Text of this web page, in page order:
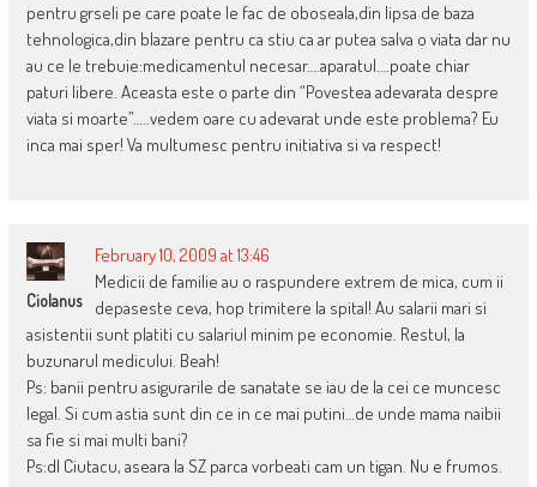
pentru grseli pe care poate le fac de oboseala,din lipsa de baza
tehnologica,din blazare pentru ca stiu ca ar putea salva o viata dar nu
au ce le trebuie:medicamentul necesar….aparatul….poate chiar
paturi libere. Aceasta este o parte din “Povestea adevarata despre
viata si moarte”…..vedem oare cu adevarat unde este problema? Eu
inca mai sper! Va multumesc pentru initiativa si va respect!
Ciolanus
February 10, 2009 at 13:46
Medicii de familie au o raspundere extrem de mica, cum ii
depaseste ceva, hop trimitere la spital! Au salarii mari si
asistentii sunt platiti cu salariul minim pe economie. Restul, la
buzunarul medicului. Beah!
Ps: banii pentru asigurarile de sanatate se iau de la cei ce muncesc
legal. Si cum astia sunt din ce in ce mai putini…de unde mama naibii
sa fie si mai multi bani?
Ps:dl Ciutacu, aseara la SZ parca vorbeati cam un tigan. Nu e frumos.